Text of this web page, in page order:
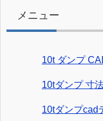
メニュー
10t ダンプ
10tダンプ 寸
10tダンプcad